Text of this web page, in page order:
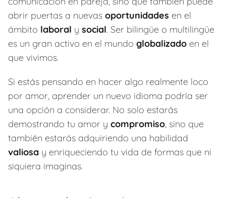
abrir puertas a nuevas oportunidades en el
ámbito laboral y social. Ser bilingüe o multilingüe
es un gran activo en el mundo globalizado en el
que vivimos.
Si estás pensando en hacer algo realmente loco
por amor, aprender un nuevo idioma podría ser
una opción a considerar. No solo estarás
demostrando tu amor y compromiso, sino que
también estarás adquiriendo una habilidad
valiosa y enriqueciendo tu vida de formas que ni
siquiera imaginas.